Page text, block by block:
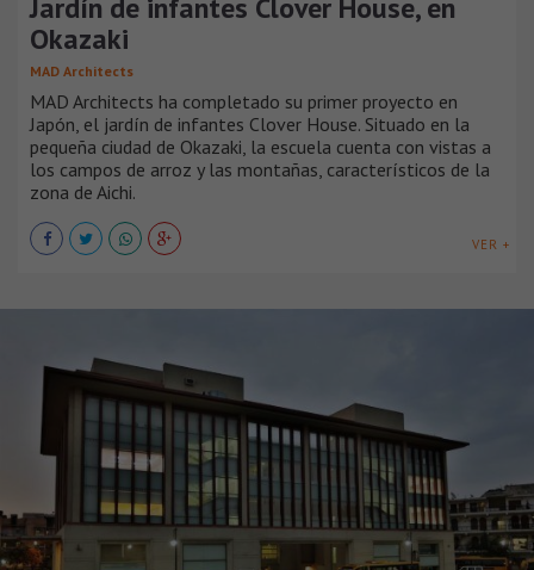
Jardín de infantes Clover House, en
Okazaki
MAD Architects
MAD Architects ha completado su primer proyecto en
Japón, el jardín de infantes Clover House. Situado en la
pequeña ciudad de Okazaki, la escuela cuenta con vistas a
los campos de arroz y las montañas, característicos de la
zona de Aichi.
VER +